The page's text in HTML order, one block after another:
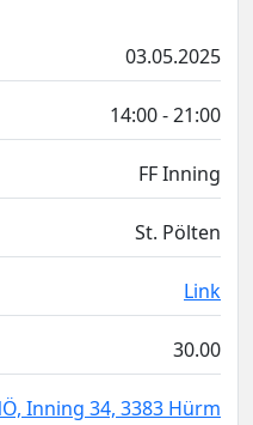
03.05.2025
14:00- 21:00
FF Inning
St. Pölten
Link
30.00
Inning 34, 3383 Hürm